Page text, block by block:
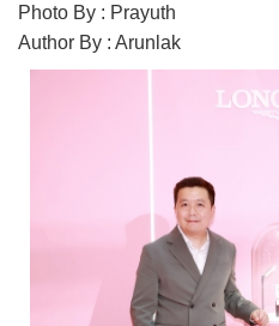
Photo By : Prayuth
Author By : Arunlak